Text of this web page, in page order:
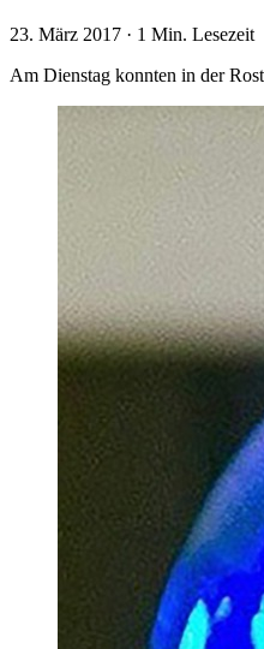
23. März 2017 · 1 Min. Lesezeit
Am Dienstag konnten in der